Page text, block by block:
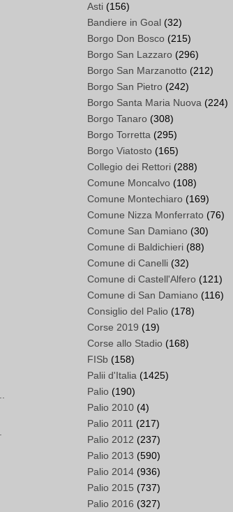
Asti (156)
Bandiere in Goal (32)
Borgo Don Bosco (215)
Borgo San Lazzaro (296)
Borgo San Marzanotto (212)
Borgo San Pietro (242)
Borgo Santa Maria Nuova (224)
Borgo Tanaro (308)
Borgo Torretta (295)
Borgo Viatosto (165)
Collegio dei Rettori (288)
Comune Moncalvo (108)
Comune Montechiaro (169)
Comune Nizza Monferrato (76)
Comune San Damiano (30)
Comune di Baldichieri (88)
Comune di Canelli (32)
Comune di Castell'Alfero (121)
Comune di San Damiano (116)
Consiglio del Palio (178)
Corse 2019 (19)
Corse allo Stadio (168)
FISb (158)
Palii d'Italia (1425)
Palio (190)
Palio 2010 (4)
Palio 2011 (217)
Palio 2012 (237)
Palio 2013 (590)
Palio 2014 (936)
Palio 2015 (737)
Palio 2016 (327)